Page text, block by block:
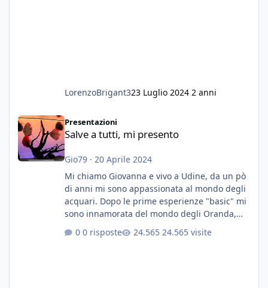
LorenzoBrigant323 Luglio 2024 2 anni
Salve a tutti, mi presento
Presentazioni
Salve a tutti, mi presento
Gio79· 20 Aprile 2024
Mi chiamo Giovanna e vivo a Udine, da un pò
di anni mi sono appassionata al mondo degli
acquari. Dopo le prime esperienze "basic" mi
sono innamorata del mondo degli Oranda,
più precisamente dei Shogun e testa di leone.
E' stata una bella scuola per quanto riguarda
0 risposte 24.565 visite